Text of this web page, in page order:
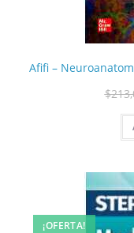
Afifi –
$
¡OFERTA!